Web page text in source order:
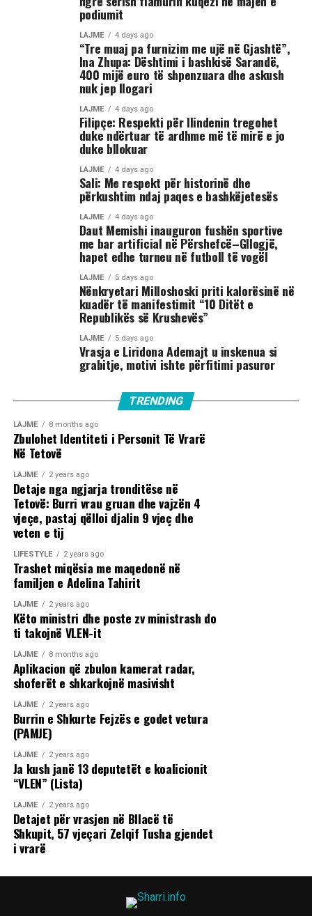
trupit të tij, gjë që ka shkaktuar reagime dhe dënime të
ashpra në rrjetet sociale.(INA)
podiumit
LAJME 4 days ago
“Tre muaj pa furnizim me ujë në Gjashtë”,
Ina Zhupa: Dështimi i bashkisë Sarandë,
400 mijë euro të shpenzuara dhe askush
nuk jep llogari
LAJME 4 days ago
Filipçe: Respekti për Ilindenin tregohet
duke ndërtuar të ardhme më të mirë e jo
duke bllokuar
LAJME 4 days ago
Sali: Me respekt për historinë dhe
përkushtim ndaj paqes e bashkëjetesës
LAJME 4 days ago
Daut Memishi inauguron fushën sportive
me bar artificial në Përshefcë–Gllogjë,
hapet edhe turneu në futboll të vogël
LAJME 5 days ago
Nënkryetari Milloshoski priti kalorësinë në
kuadër të manifestimit “10 Ditët e
Republikës së Krushevës”
LAJME 5 days ago
Vrasja e Liridona Ademajt u inskenua si
grabitje, motivi ishte përfitimi pasuror
TRENDING
LAJME 8 months ago
Zbulohet Identiteti i Personit Të Vrarë
Në Tetovë
LAJME 2 years ago
Detaje nga ngjarja tronditëse në
Tetovë: Burri vrau gruan dhe vajzën 4
vjeçe, pastaj qëlloi djalin 9 vjeç dhe
veten e tij
LIFESTYLE 2 years ago
Trashet miqësia me maqedonë në
familjen e Adelina Tahirit
LAJME 2 years ago
Këto ministri dhe poste zv ministrash do
ti takojnë VLEN-it
LAJME 8 months ago
Aplikacion që zbulon kamerat radar,
shoferët e shkarkojnë masivisht
LAJME 2 years ago
Burrin e Shkurte Fejzës e godet vetura
(PAMJE)
LAJME 2 years ago
Ja kush janë 13 deputetët e koalicionit
“VLEN” (Lista)
LAJME 2 years ago
Detajet për vrasjen në Bllacë të
Shkupit, 57 vjeçari Zelqif Tusha gjendet
i vrarë